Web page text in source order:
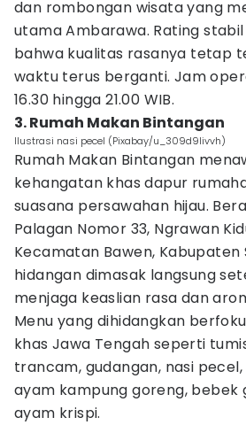
dan rombongan wisata yang
utama Ambarawa. Rating
bahwa kualitas rasanya tetap
waktu terus berganti. Jam
16.30 hingga 21.00 WIB.
3. Rumah Makan Bintangan
Ilustrasi nasi pecel (Pixabay/u_309d9livvh)
Rumah Makan Bintangan
kehangatan khas dapur
suasana persawahan hijau.
Palagan Nomor 33, Ngrawan
Kecamatan Bawen,
hidangan dimasak langsung
menjaga keaslian rasa dan
Menu yang dihidangkan
khas Jawa Tengah seperti
trancam, gudangan, nasi
ayam kampung goreng, bebek
ayam krispi.